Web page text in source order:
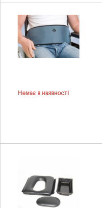
Немає в наявності